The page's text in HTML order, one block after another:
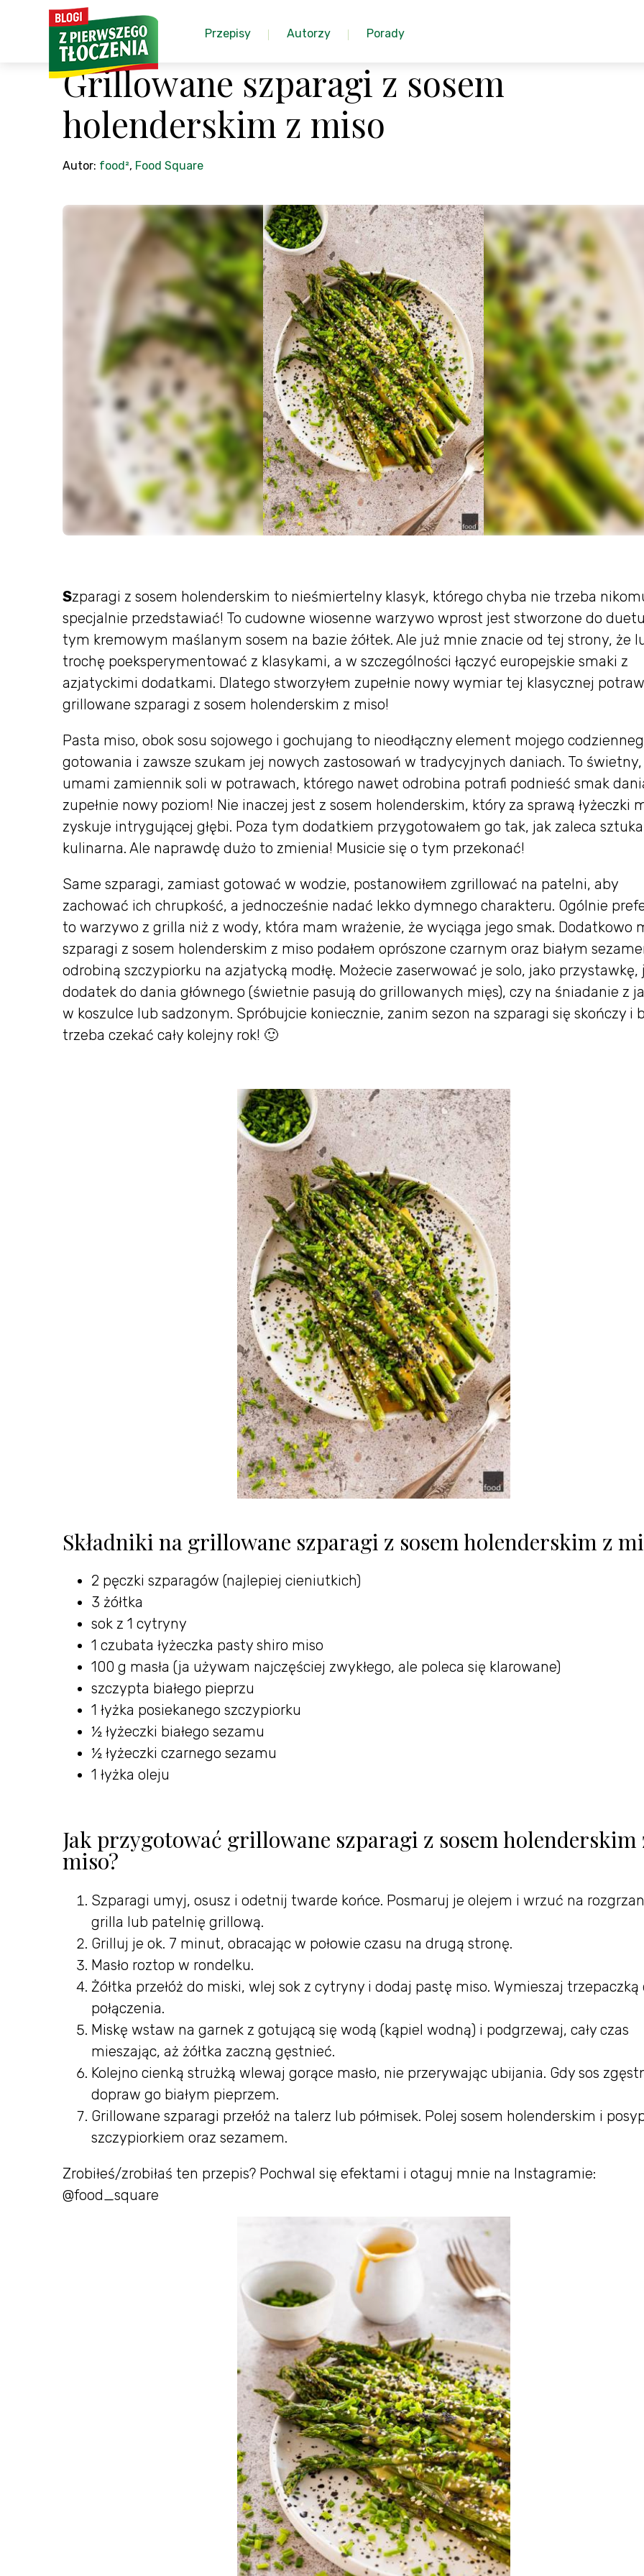
Przepisy Autorzy Porady
Grillowane szparagi z sosem
holenderskim z miso
Autor: food², Food Square
Szparagi z sosem holenderskim to nieśmiertelny klasyk, którego chyba nie trzeba
specjalnie przedstawiać! To cudowne wiosenne warzywo wprost jest stworzone do
tym kremowym maślanym sosem na bazie żółtek. Ale już mnie znacie od tej strony, że
trochę poeksperymentować z klasykami, a w szczególności łączyć europejskie smaki z
azjatyckimi dodatkami. Dlatego stworzyłem zupełnie nowy wymiar tej klasycznej
grillowane szparagi z sosem holenderskim z miso!
Pasta miso, obok sosu sojowego i gochujang to nieodłączny element mojego
gotowania i zawsze szukam jej nowych zastosowań w tradycyjnych daniach. To świetny,
umami zamiennik soli w potrawach, którego nawet odrobina potrafi podnieść smak
zupełnie nowy poziom! Nie inaczej jest z sosem holenderskim, który za sprawą łyżeczki
zyskuje intrygującej głębi. Poza tym dodatkiem przygotowałem go tak, jak zaleca sztuka
kulinarna. Ale naprawdę dużo to zmienia! Musicie się o tym przekonać!
Same szparagi, zamiast gotować w wodzie, postanowiłem zgrillować na patelni, aby
zachować ich chrupkość, a jednocześnie nadać lekko dymnego charakteru. Ogólnie
to warzywo z grilla niż z wody, która mam wrażenie, że wyciąga jego smak. Dodatkowo
szparagi z sosem holenderskim z miso podałem oprószone czarnym oraz białym
odrobiną szczypiorku na azjatycką modłę. Możecie zaserwować je solo, jako przystawkę,
dodatek do dania głównego (świetnie pasują do grillowanych mięs), czy na śniadanie z
w koszulce lub sadzonym. Spróbujcie koniecznie, zanim sezon na szparagi się skończy i
trzeba czekać cały kolejny rok! 🙂
Składniki na grillowane szparagi z sosem holenderskim z
2 pęczki szparagów (najlepiej cieniutkich)
3 żółtka
sok z 1 cytryny
1 czubata łyżeczka pasty shiro miso
100 g masła (ja używam najczęściej zwykłego, ale poleca się klarowane)
szczypta białego pieprzu
1 łyżka posiekanego szczypiorku
½ łyżeczki białego sezamu
½ łyżeczki czarnego sezamu
1 łyżka oleju
Jak przygotować grillowane szparagi z sosem holenderskim
miso?
Szparagi umyj, osusz i odetnij twarde końce. Posmaruj je olejem i wrzuć na
grilla lub patelnię grillową.
Grilluj je ok. 7 minut, obracając w połowie czasu na drugą stronę.
Masło roztop w rondelku.
Żółtka przełóż do miski, wlej sok z cytryny i dodaj pastę miso. Wymieszaj trzepaczką
połączenia.
Miskę wstaw na garnek z gotującą się wodą (kąpiel wodną) i podgrzewaj, cały czas
mieszając, aż żółtka zaczną gęstnieć.
Kolejno cienką strużką wlewaj gorące masło, nie przerywając ubijania. Gdy sos
dopraw go białym pieprzem.
Grillowane szparagi przełóż na talerz lub półmisek. Polej sosem holenderskim i
szczypiorkiem oraz sezamem.
Zrobiłeś/zrobiłaś ten przepis? Pochwal się efektami i otaguj mnie na Instagramie:
@food_square